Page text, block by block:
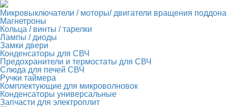
Микровыключатели / моторы/ двигатели вращения поддона
Магнетроны
Кольца / винты / тарелки
Лампы / диоды
Замки двери
Конденсаторы для СВЧ
Предохранители и термостаты для СВЧ
Слюда для печей СВЧ
Ручки таймера
Комплектующие для микроволновок
Конденсаторы универсальные
Запчасти для электроплит